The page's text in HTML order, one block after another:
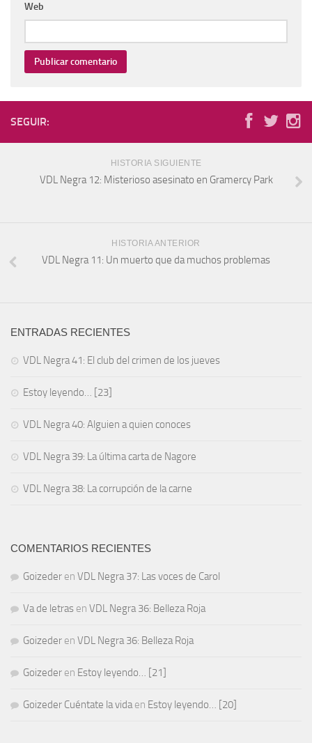
Web
SEGUIR:
HISTORIA SIGUIENTE
VDL Negra 12: Misterioso asesinato en Gramercy Park
HISTORIA ANTERIOR
VDL Negra 11: Un muerto que da muchos problemas
ENTRADAS RECIENTES
VDL Negra 41: El club del crimen de los jueves
Estoy leyendo… [23]
VDL Negra 40: Alguien a quien conoces
VDL Negra 39: La última carta de Nagore
VDL Negra 38: La corrupción de la carne
COMENTARIOS RECIENTES
Goizeder en VDL Negra 37: Las voces de Carol
Va de letras en VDL Negra 36: Belleza Roja
Goizeder en VDL Negra 36: Belleza Roja
Goizeder en Estoy leyendo… [21]
Goizeder Cuéntate la vidaen Estoy leyendo… [20]